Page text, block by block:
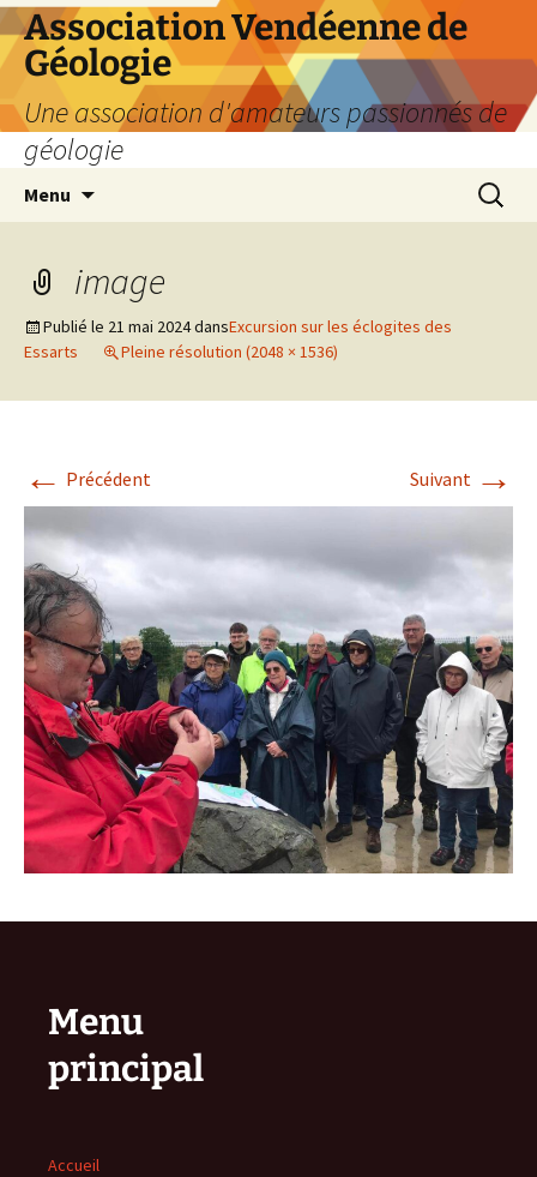
Aller
au
contenu
Association Vendéenne de
Géologie
Une association d'amateurs passionnés de
géologie
Menu
image
Publié le 21 mai 2024dansExcursion sur les éclogites des
Essarts
Pleine résolution (2048 × 1536)
← Précédent Suivant →
Menu
principal
Accueil